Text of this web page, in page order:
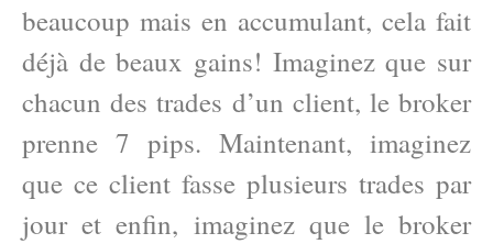
beaucoup mais en accumulant, cela fait
déjà de beaux gains! Imaginez que sur
chacun des trades d’un client, le broker
prenne 7 pips. Maintenant, imaginez
que ce client fasse plusieurs trades par
jour et enfin, imaginez que le broker